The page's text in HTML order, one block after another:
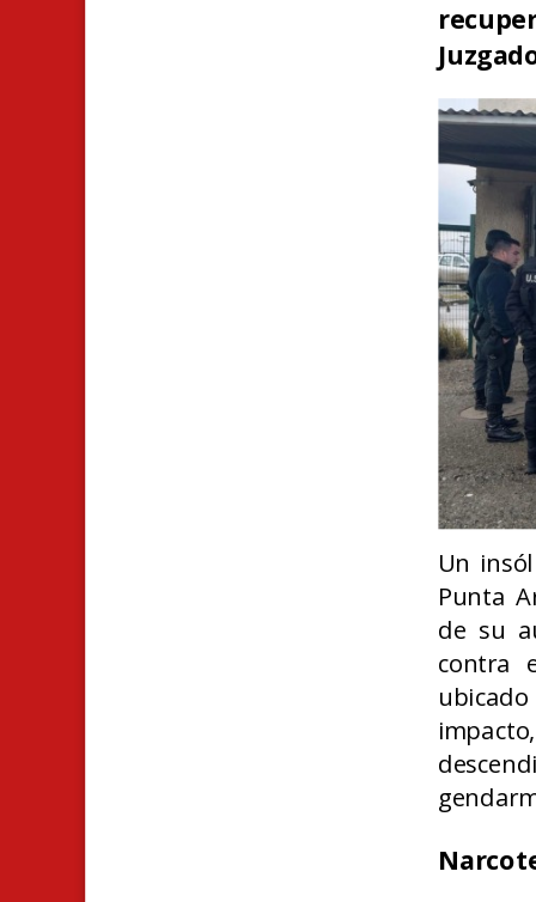
Un
Punta
de su
contra